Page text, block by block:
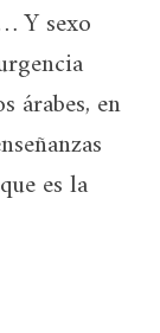
Y sexo
árabes, en
es la